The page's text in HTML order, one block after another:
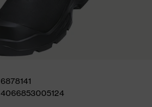
6878141
4066853005124